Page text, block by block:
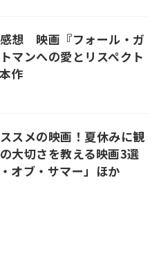
想 映画『フォール・ガ
マンへの愛とリスペクト
作
スメの映画！夏休みに観
大切さを教える映画3選
・オブ・サマー」ほか